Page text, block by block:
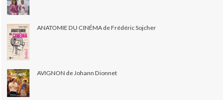
ANATOMIE DU CINÉMA de Frédéric Sojcher
AVIGNON de Johann Dionnet